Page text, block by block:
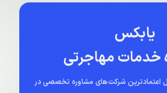
یابکس
خدمات مهاجرتی
اعتمادترین شرکت‌های مشاوره تخصصی در